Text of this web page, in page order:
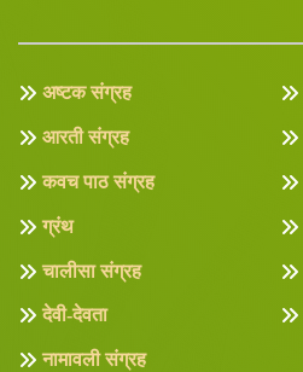
अष्टक संग्रह
आरती संग्रह
कवच पाठ संग्रह
ग्रंथ
चालीसा संग्रह
देवी-देवता
नामावली संग्रह